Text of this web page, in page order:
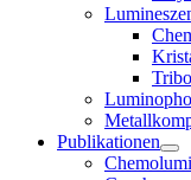
Publikationen